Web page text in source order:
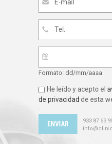
Formato: dd/mm/aaaa
He leído y acepto el
de privacidad de esta
933 87 63